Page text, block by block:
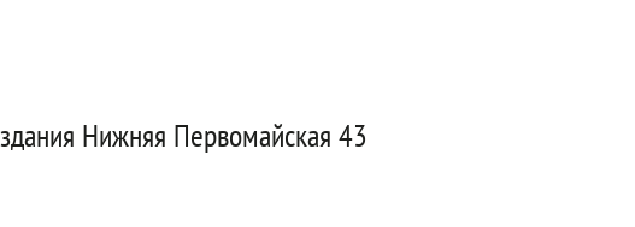
Нижняя Первомайская 43